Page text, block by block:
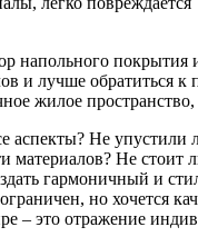
покрытия
и лучше обратиться
жилое
аспекты? Не
материалов? Не
гармоничный и
но хочется
– это отражение